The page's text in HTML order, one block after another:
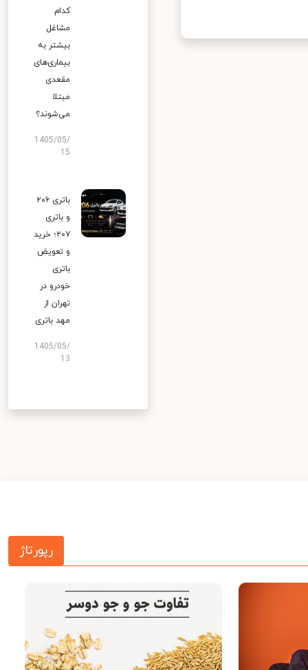
کدام
مشاغل
بیشتر به
بیماری‌های
مقعدی
مبتلا
می‌شوند؟
1405/05/
15
باتری ۲۰۶
و باتری
۲۰۷؛ خرید
و تعویض
باتری
خودرو در
تهران از
مهد باتری
1405/05/
13
رپورتاژ